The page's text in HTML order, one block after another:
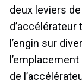
deux leviers
l’engin sur
de